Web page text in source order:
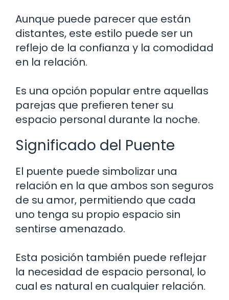
Aunque puede parecer que están
distantes, este estilo puede ser un
reflejo de la confianza y la comodidad
en la relación.
Es una opción popular entre aquellas
parejas que prefieren tener su
espacio personal durante la noche.
Significado del Puente
El puente puede simbolizar una
relación en la que ambos son seguros
de su amor, permitiendo que cada
uno tenga su propio espacio sin
sentirse amenazado.
Esta posición también puede reflejar
la necesidad de espacio personal, lo
cual es natural en cualquier relación.